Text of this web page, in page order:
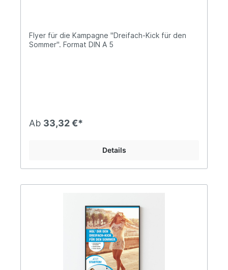
Flyer für die Kampagne "Dreifach-Kick für den
Sommer". Format DIN A 5
Ab 33,32 €*
Details